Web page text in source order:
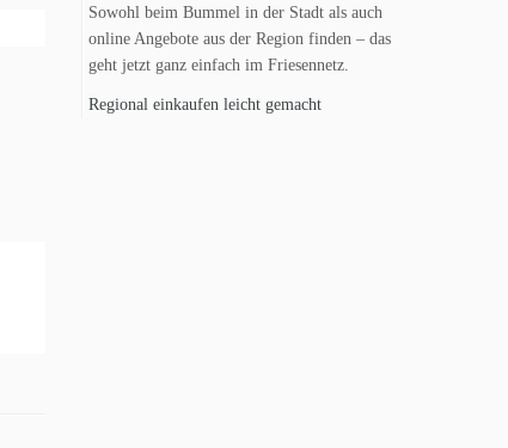
Sowohl beim Bummel in der Stadt als auch
online Angebote aus der Region finden – das
geht jetzt ganz einfach im Friesennetz.
Regional einkaufen leicht gemacht